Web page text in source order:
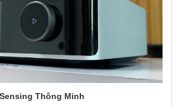
Thông Minh